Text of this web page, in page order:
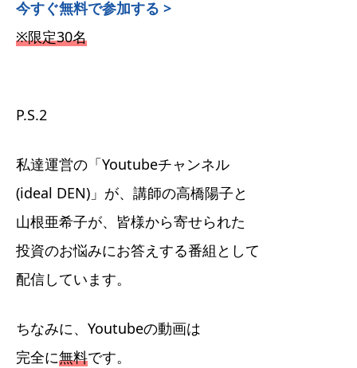
今すぐ無料で参加する >
※限定30名
P.S.2
私達運営の「Youtubeチャンネル
(ideal DEN)」が、講師の高橋陽子と
山根亜希子が、皆様から寄せられた
投資のお悩みにお答えする番組として
配信しています。
ちなみに、Youtubeの動画は
完全に無料です。